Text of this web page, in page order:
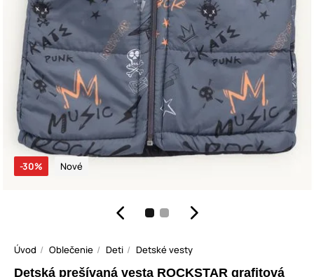
-30% Nové
Úvod Oblečenie Deti Detské vesty
Detská prešívaná vesta ROCKSTAR grafitová